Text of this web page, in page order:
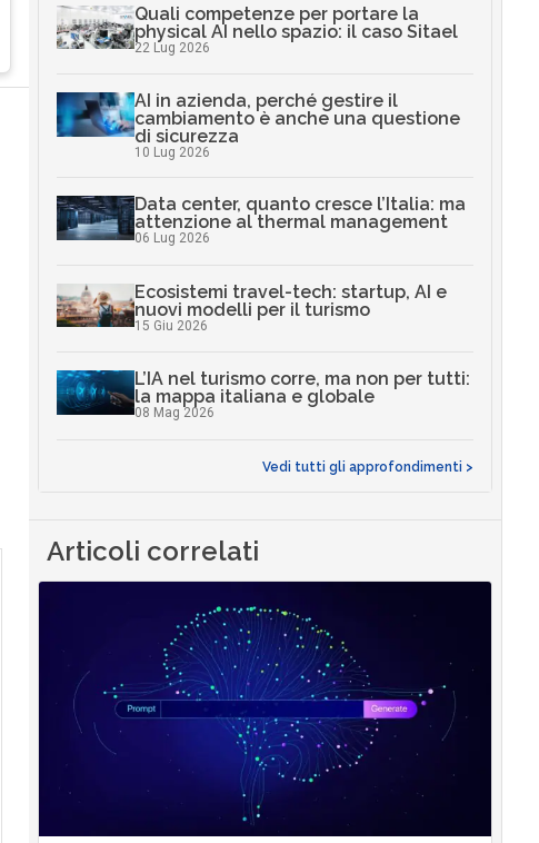
Quali competenze per portare la
physical AI nello spazio: il caso Sitael
22 Lug 2026
AI in azienda, perché gestire il
cambiamento è anche una questione
di sicurezza
10 Lug 2026
Data center, quanto cresce l’Italia: ma
attenzione al thermal management
06 Lug 2026
Ecosistemi travel-tech: startup, AI e
nuovi modelli per il turismo
15 Giu 2026
L’IA nel turismo corre, ma non per tutti:
la mappa italiana e globale
08 Mag 2026
Vedi tutti gli approfondimenti >
Articoli correlati